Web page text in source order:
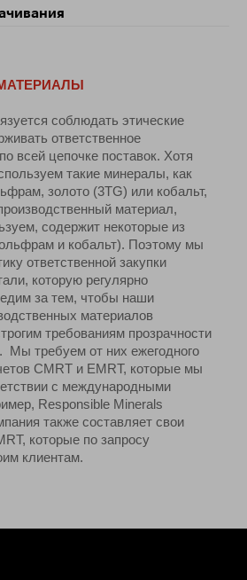
соблюдать этические
ответственное
всей цепочке поставок. Хотя
такие минералы, как
золото (3TG) или кобальт,
материал,
содержит некоторые из
и кобальт). Поэтому мы
ответственной закупки
которую регулярно
за тем, чтобы наши
материалов
требованиям прозрачности
Мы требуем от них ежегодного
CMRT и EMRT, которые мы
с международными
Responsible Minerals
также составляет свои
которые по запросу
клиентам.